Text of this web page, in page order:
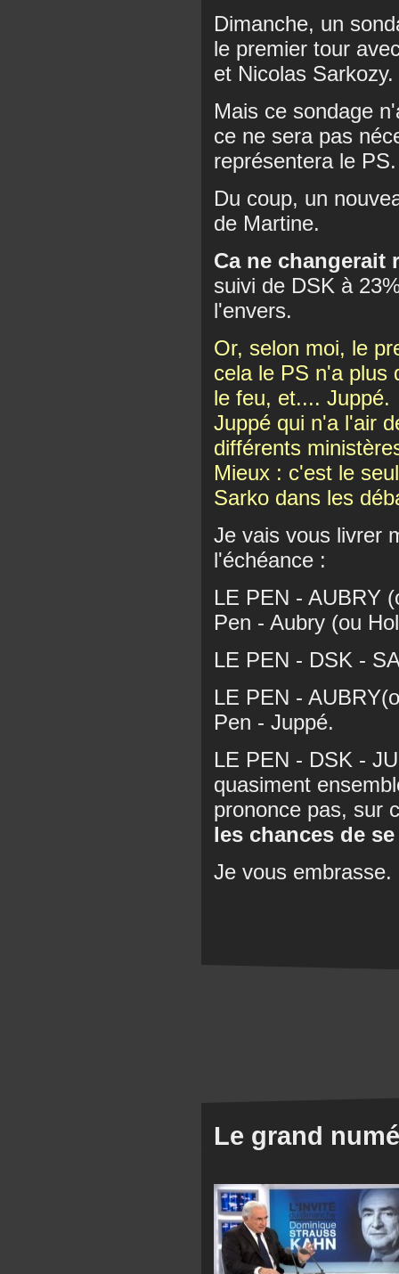
Dimanche, un
le premier tour
et Nicolas Sarkozy.
Mais ce sondage
ce ne sera pas
représentera le PS.
Du coup, un
de Martine.
Ca ne changerait
suivi de DSK à
l'envers.
Or, selon moi, le
cela le PS n'a plus
le feu, et.... Juppé.
Juppé qui n'a l'air
différents
Mieux : c'est le
Sarko dans les
Je vais vous livrer
l'échéance :
LE PEN - AUBRY
Pen - Aubry (ou
LE PEN - DSK -
LE PEN -
Pen - Juppé.
LE PEN - DSK -
quasiment
prononce pas, sur
les chances de
Je vous embrasse.
Le grand